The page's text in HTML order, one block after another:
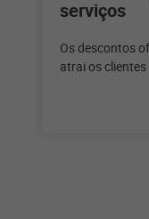
serviços
Os descontos
atrai os